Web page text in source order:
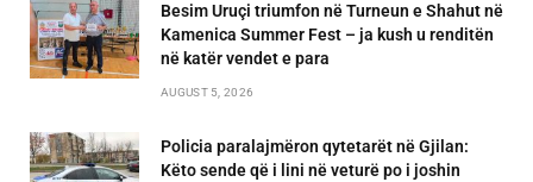
Besim Uruçi triumfon në Turneun e Shahut në
Kamenica Summer Fest – ja kush u renditën
në katër vendet e para
AUGUST 5, 2026
Policia paralajmëron qytetarët në Gjilan:
Këto sende që i lini në veturë po i joshin